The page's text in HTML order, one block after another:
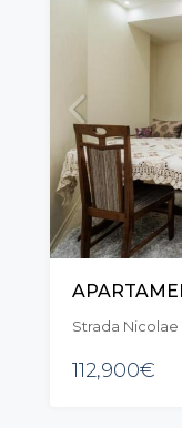
Strada Nicolae
112,900€